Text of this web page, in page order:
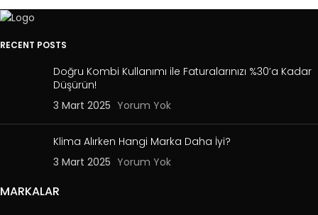
RECENT POSTS
Doğru Kombi Kullanımı ile Faturalarınızı %30’a Kadar
Düşürün!
3 Mart 2025 Yorum Yok
Klima Alırken Hangi Marka Daha İyi?
3 Mart 2025 Yorum Yok
MARKALAR